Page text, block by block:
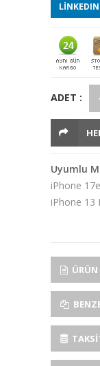
LINKEDIN
ADET :
Uyumlu
iPhone
iPhone
ÜRÜN